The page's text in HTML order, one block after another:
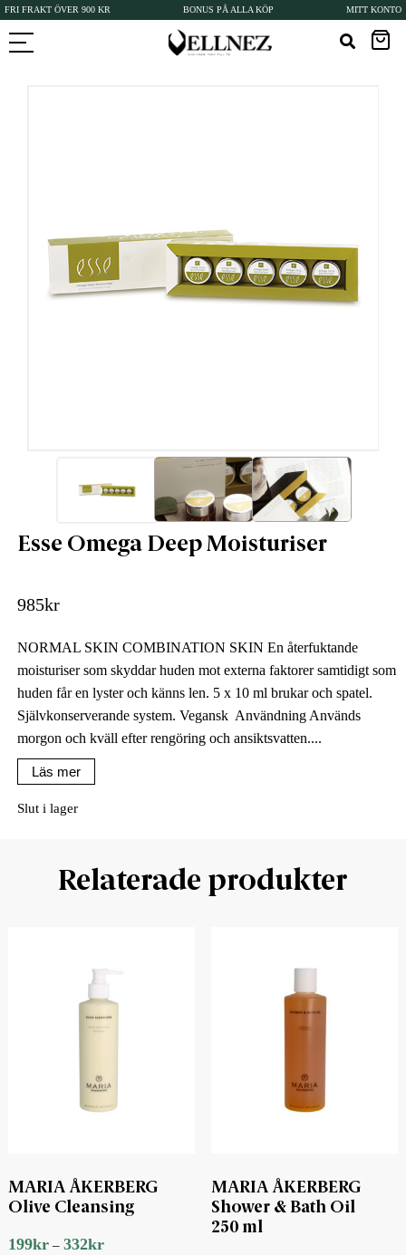
FRI FRAKT ÖVER 900 KR BONUS PÅ ALLA KÖP MITT KONTO
Esse Omega Deep Moisturiser
985kr
NORMAL SKIN COMBINATION SKIN En återfuktande
moisturiser som skyddar huden mot externa faktorer samtidigt som
huden får en lyster och känns len. 5 x 10 ml brukar och spatel.
Självkonserverande system. Vegansk Användning Används
morgon och kväll efter rengöring och ansiktsvatten....
Läs mer
Slut i lager
Relaterade produkter
MARIA ÅKERBERG
Olive Cleansing
199kr– 332kr
MARIA ÅKERBERG
Shower & Bath Oil
250 ml